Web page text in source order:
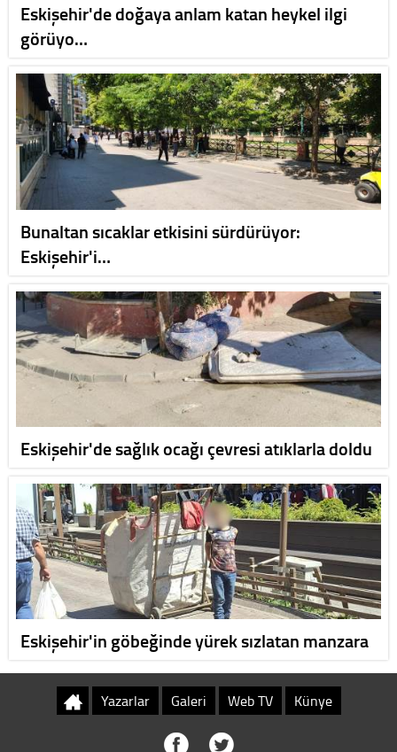
Eskişehir'de doğaya anlam katan heykel ilgi
görüyo…
Bunaltan sıcaklar etkisini sürdürüyor:
Eskişehir'i…
Eskişehir'de sağlık ocağı çevresi atıklarla doldu
Eskişehir'in göbeğinde yürek sızlatan manzara
Yazarlar Galeri Web TV Künye